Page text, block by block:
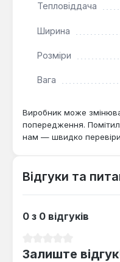
Тепловіддача
Ширина
Розміри
Вага
Виробник може
попередження.
нам — швидко
Відгуки та
0 з 0 відгуків
Залиште